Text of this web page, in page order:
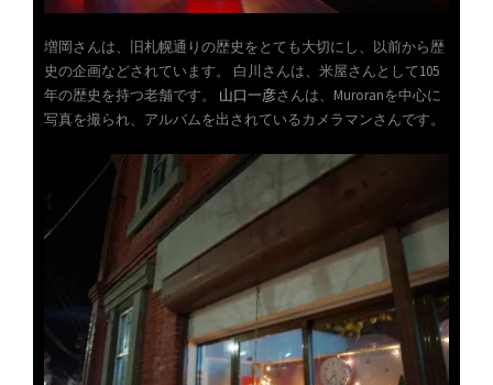
増岡さんは、旧札幌通りの歴史をとても大切にし、以前から歴
史の企画などされています。 白川さんは、米屋さんとして105
年の歴史を持つ老舗です。 山口一彦さんは、Muroranを中心に
写真を撮られ、アルバムを出されているカメラマンさんです。